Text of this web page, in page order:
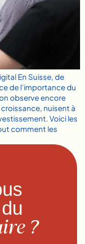
En Suisse, de
de l’importance du
observe encore
nuisent à
Voici les
comment les
?